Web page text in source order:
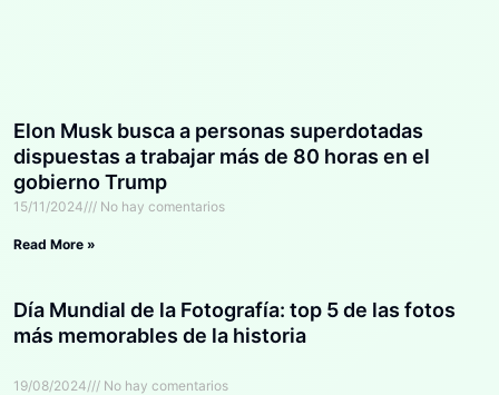
Elon Musk busca a personas superdotadas
dispuestas a trabajar más de 80 horas en el
gobierno Trump
15/11/2024 No hay comentarios
Read More »
Día Mundial de la Fotografía: top 5 de las fotos
más memorables de la historia
19/08/2024 No hay comentarios